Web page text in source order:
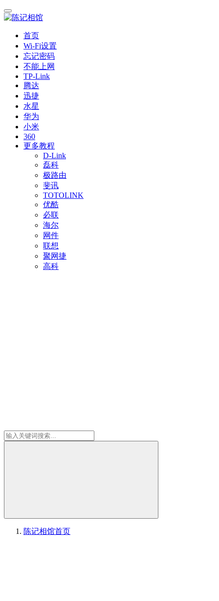
首页
Wi-Fi设置
忘记密码
不能上网
TP-Link
腾达
迅捷
水星
华为
小米
360
更多教程
D-Link
磊科
极路由
斐讯
TOTOLINK
优酷
必联
海尔
网件
联想
聚网捷
高科
陈记相馆首页